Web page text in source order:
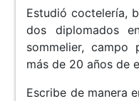
Estudió coctelería,
dos diplomados
sommelier,
más de 20 años de
Escribe de manera